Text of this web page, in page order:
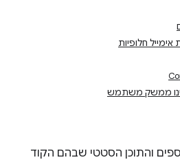
חלופיות
ממשק משתמש
והתוכן הסטטי שבהם הקוד